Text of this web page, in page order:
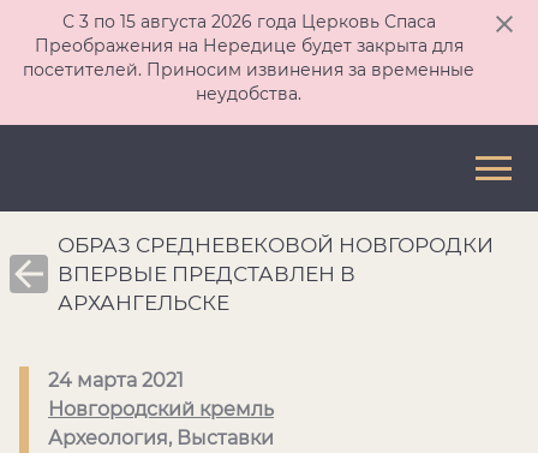
С 3 по 15 августа 2026 года Церковь Спаса
Преображения на Нередице будет закрыта для
посетителей. Приносим извинения за временные
неудобства.
ОБРАЗ СРЕДНЕВЕКОВОЙ НОВГОРОДКИ
ВПЕРВЫЕ ПРЕДСТАВЛЕН В
АРХАНГЕЛЬСКЕ
24 марта 2021
Новгородский кремль
Археология, Выставки